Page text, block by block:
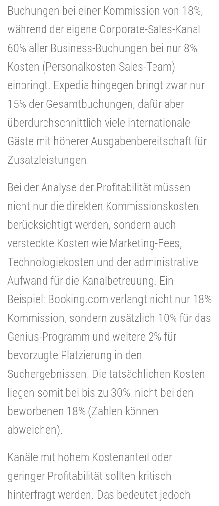
Buchungen bei einer Kommission von 18%,
während der eigene Corporate-Sales-Kanal
60% aller Business-Buchungen bei nur 8%
Kosten (Personalkosten Sales-Team)
einbringt. Expedia hingegen bringt zwar nur
15% der Gesamtbuchungen, dafür aber
überdurchschnittlich viele internationale
Gäste mit höherer Ausgabenbereitschaft für
Zusatzleistungen.
Bei der Analyse der Profitabilität müssen
nicht nur die direkten Kommissionskosten
berücksichtigt werden, sondern auch
versteckte Kosten wie Marketing-Fees,
Technologiekosten und der administrative
Aufwand für die Kanalbetreuung. Ein
Beispiel: Booking.com verlangt nicht nur 18%
Kommission, sondern zusätzlich 10% für das
Genius-Programm und weitere 2% für
bevorzugte Platzierung in den
Suchergebnissen. Die tatsächlichen Kosten
liegen somit bei bis zu 30%, nicht bei den
beworbenen 18% (Zahlen können
abweichen).
Kanäle mit hohem Kostenanteil oder
geringer Profitabilität sollten kritisch
hinterfragt werden. Das bedeutet jedoch